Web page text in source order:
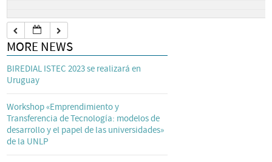
MORE NEWS
BIREDIAL ISTEC 2023 se realizará en
Uruguay
Workshop «Emprendimiento y
Transferencia de Tecnología: modelos de
desarrollo y el papel de las universidades»
de la UNLP